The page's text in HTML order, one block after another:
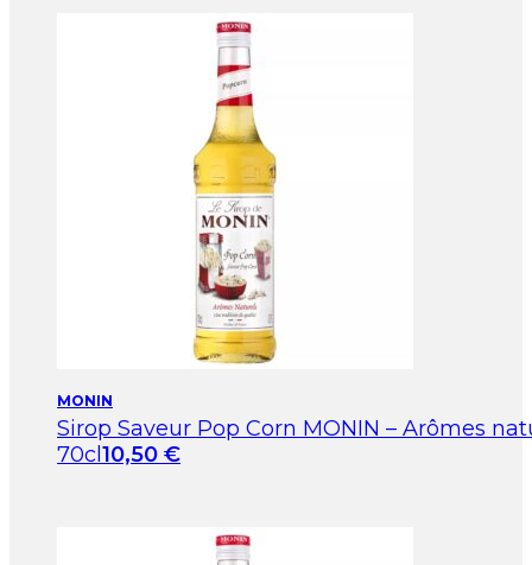
MONIN
Sirop Saveur Pop Corn MONIN – Arômes
70cl 10,50 €